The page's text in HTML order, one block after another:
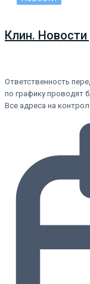
Клин. Новости
Ответственность
по графику проводят
Все адреса на